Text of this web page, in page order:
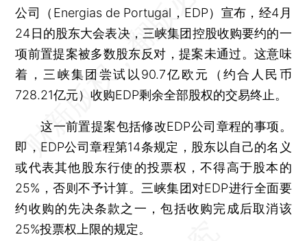
公司（Energias de Portugal，EDP）宣布，经4月
24日的股东大会表决，三峡集团控股收购要约的一
项前置提案被多数股东反对，提案未通过。这意味
着，三峡集团尝试以90.7亿欧元（约合人民币
728.21亿元）收购EDP剩余全部股权的交易终止。
这一前置提案包括修改EDP公司章程的事项。
即，EDP公司章程第14条规定，股东以自己的名义
或代表其他股东行使的投票权，不得高于股本的
25%，否则不予计算。三峡集团对EDP进行全面要
约收购的先决条款之一，包括收购完成后取消该
25%投票权上限的规定。